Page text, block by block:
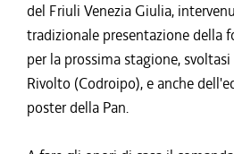
del Friuli Venezia Giulia,
tradizionale presentazione della
per la prossima stagione,
Rivolto (Codroipo), e anche
poster della Pan.